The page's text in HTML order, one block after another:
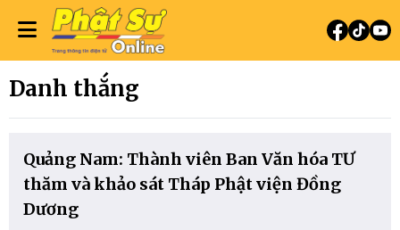
Danh thắng
Quảng Nam: Thành viên Ban Văn hóa TƯ
thăm và khảo sát Tháp Phật viện Đồng
Dương